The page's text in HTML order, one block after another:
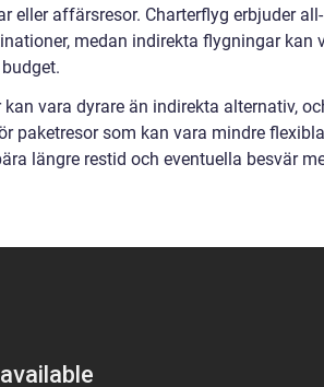
eller affärsresor. Charterflyg erbjuder all-
medan indirekta flygningar kan
vara dyrare än indirekta alternativ,
paketresor som kan vara mindre
längre restid och eventuella besvär